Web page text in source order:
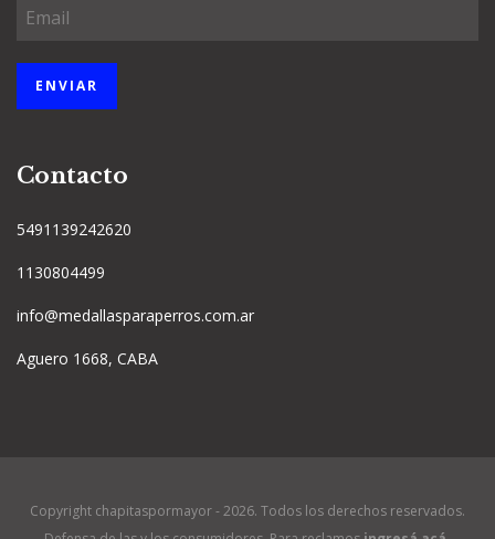
Contacto
5491139242620
1130804499
info@medallasparaperros.com.ar
Aguero 1668, CABA
Copyright chapitaspormayor - 2026. Todos los derechos reservados.